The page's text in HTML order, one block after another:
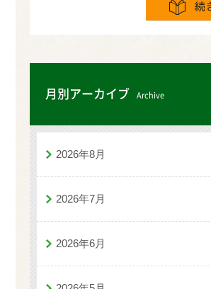
月別アーカイブ Archive
2026年8月
2026年7月
2026年6月